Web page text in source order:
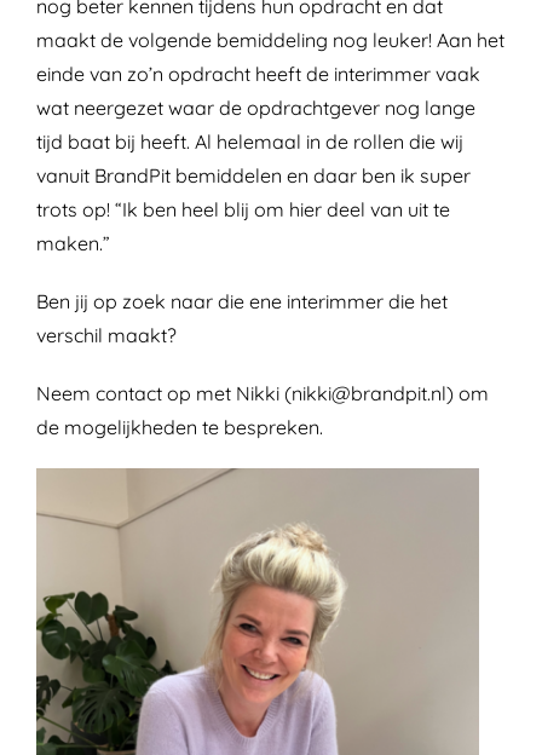
nog beter kennen tijdens hun opdracht en dat
maakt de volgende bemiddeling nog leuker! Aan het
einde van zo’n opdracht heeft de interimmer vaak
wat neergezet waar de opdrachtgever nog lange
tijd baat bij heeft. Al helemaal in de rollen die wij
vanuit BrandPit bemiddelen en daar ben ik super
trots op! “Ik ben heel blij om hier deel van uit te
maken.”
Ben jij op zoek naar die ene interimmer die het
verschil maakt?
Neem contact op met Nikki (nikki@brandpit.nl) om
de mogelijkheden te bespreken.